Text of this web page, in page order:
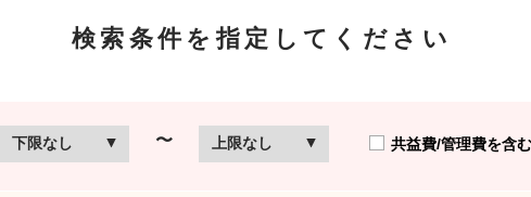
検索条件を指定してください
〜 共益費/管理費を含む